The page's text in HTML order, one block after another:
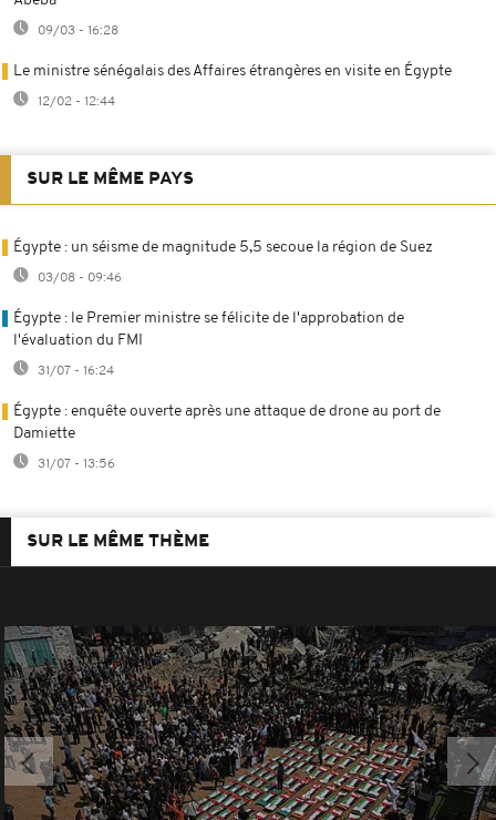
09/03 - 16:28
Le ministre sénégalais des Affaires étrangères en visite en Égypte
12/02 - 12:44
SUR LE MÊME PAYS
Égypte : un séisme de magnitude 5,5 secoue la région de Suez
03/08 - 09:46
Égypte : le Premier ministre se félicite de l'approbation de
l'évaluation du FMI
31/07 - 16:24
Égypte : enquête ouverte après une attaque de drone au port de
Damiette
31/07 - 13:56
SUR LE MÊME THÈME